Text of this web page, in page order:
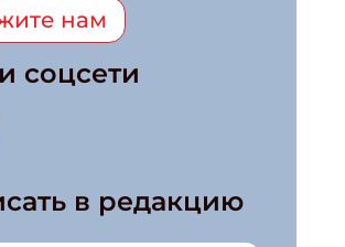
нам
соцсети
в редакцию